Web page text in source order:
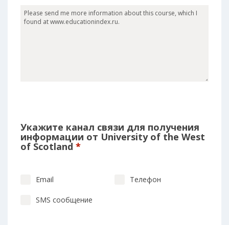
Укажите канал связи для получения
информации от University of the West
of Scotland *
Email Телефон
SMS сообщение